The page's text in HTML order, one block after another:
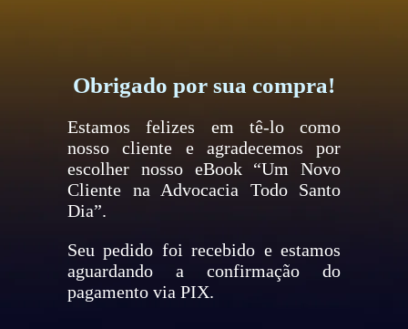
Obrigado por sua compra!
Estamos felizes em tê-lo como
nosso cliente e agradecemos por
escolher nosso eBook “Um Novo
Cliente na Advocacia Todo Santo
Dia”.
Seu pedido foi recebido e estamos
aguardando a confirmação do
pagamento via PIX.